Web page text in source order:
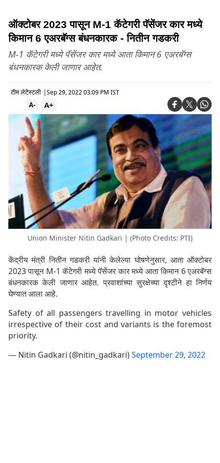
ऑक्टोबर 2023 पासून M-1 कॅटेगरी पॅसेंजर कार मध्ये
किमान 6 एअरबॅग्स बंधनकारक - नितीन गडकरी
M-1 कॅटेगरी मध्ये पॅसेंजर कार मध्ये आता किमान 6 एअरबॅग्स
बंधनकारक केली जाणार आहेत.
टीम लेटेस्टली |Sep 29, 2022 03:09 PM IST
A+
A-
Union Minister Nitin Gadkari | (Photo Credits: PTI)
केंद्रीय मंत्री नितीन गडकरी यांनी केलेल्या घोषणेनुसार, आता ऑक्टोबर
2023 पासून M-1 कॅटेगरी मध्ये पॅसेंजर कार मध्ये आता किमान 6 एअरबॅग्स
बंधनकारक केली जाणार आहेत. प्रवाशांच्या सुरक्षेच्या दृश्टीने हा निर्णय
घेण्यात आला आहे.
Safety of all passengers travelling in motor vehicles
irrespective of their cost and variants is the foremost
priority.
— Nitin Gadkari (@nitin_gadkari)September 29, 2022